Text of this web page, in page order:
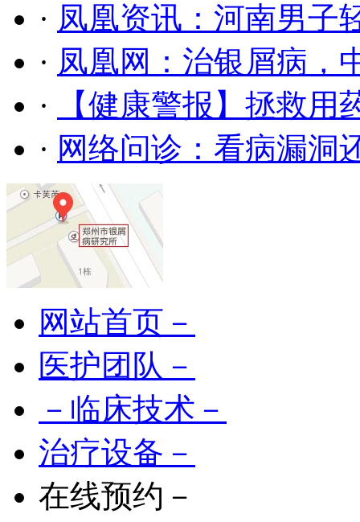
· 凤凰资讯：河南男子
· 凤凰网：治银屑病，
·
【健康警报】拯救
· 网络问诊：看病漏洞
网站首页－
医护团队－
－临床技术－
治疗设备－
在线预约－